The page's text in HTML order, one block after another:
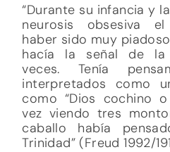
“Durante su infancia y
neurosis obsesiva
haber sido muy
hacía la señal de la
veces. Tenía
interpretados como
como “Dios cochino
vez viendo tres
caballo había
Trinidad” (Freud 1992/